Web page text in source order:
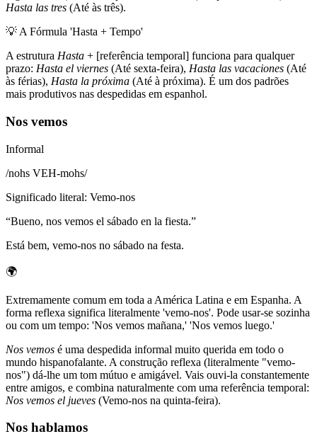
Hasta las tres (Até às três).
💡 A Fórmula 'Hasta + Tempo'
A estrutura Hasta + [referência temporal] funciona para qualquer
prazo: Hasta el viernes (Até sexta-feira), Hasta las vacaciones (Até
às férias), Hasta la próxima (Até à próxima). É um dos padrões
mais produtivos nas despedidas em espanhol.
Nos vemos
Informal
/nohs VEH-mohs/
Significado literal: Vemo-nos
“Bueno, nos vemos el sábado en la fiesta.”
Está bem, vemo-nos no sábado na festa.
🌍
Extremamente comum em toda a América Latina e em Espanha. A
forma reflexa significa literalmente 'vemo-nos'. Pode usar-se sozinha
ou com um tempo: 'Nos vemos mañana,' 'Nos vemos luego.'
Nos vemos é uma despedida informal muito querida em todo o
mundo hispanofalante. A construção reflexa (literalmente "vemo-
nos") dá-lhe um tom mútuo e amigável. Vais ouvi-la constantemente
entre amigos, e combina naturalmente com uma referência temporal:
Nos vemos el jueves (Vemo-nos na quinta-feira).
Nos hablamos